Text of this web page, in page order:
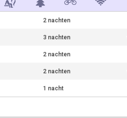
2 nachten
3 nachten
2 nachten
2 nachten
1 nacht